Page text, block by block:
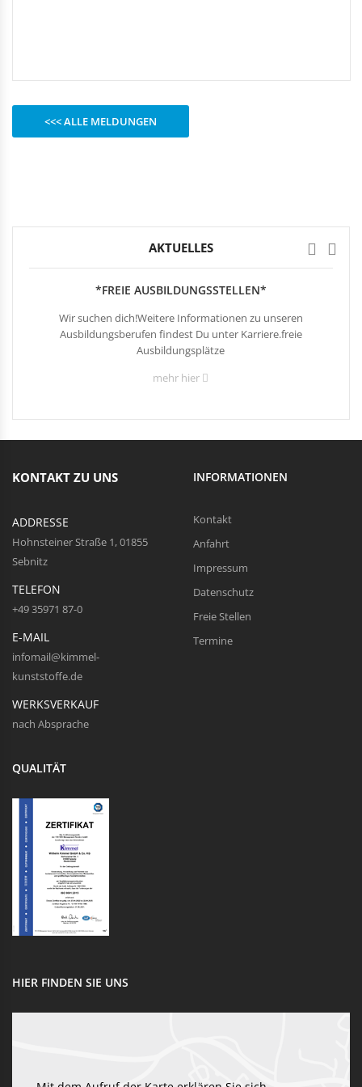
Kabelklemmbügel
<<< ALLE MELDUNGEN
AKTUELLES
*FREIE AUSBILDUNGSSTELLEN*
Wir suchen dich!Weitere Informationen zu unseren
Ausbildungsberufen findest Du unter Karriere.freie
Ausbildungsplätze
mehr hier
KONTAKT ZU UNS
ADDRESSE
Hohnsteiner Straße 1, 01855
Sebnitz
TELEFON
+49 35971 87-0
E-MAIL
infomail@kimmel-
kunststoffe.de
WERKSVERKAUF
nach Absprache
INFORMATIONEN
Kontakt
Anfahrt
Impressum
Datenschutz
Freie Stellen
Termine
QUALITÄT
HIER FINDEN SIE UNS